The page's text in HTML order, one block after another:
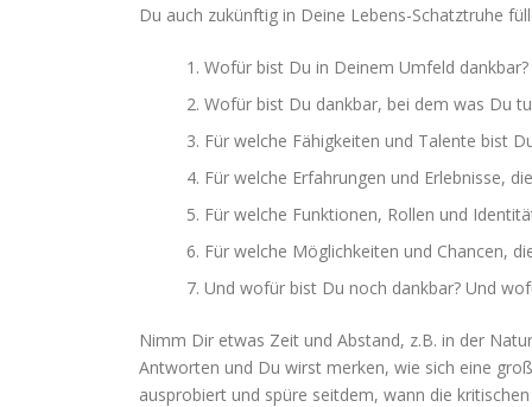
Du auch zukünftig in Deine Lebens-Schatztruhe
Wofür bist Du in Deinem Umfeld dankbar?
Wofür bist Du dankbar, bei dem was Du
Für welche Fähigkeiten und Talente bist
Für welche Erfahrungen und Erlebnisse,
Für welche Funktionen, Rollen und
Für welche Möglichkeiten und Chancen,
Und wofür bist Du noch dankbar? Und
Nimm Dir etwas Zeit und Abstand, z.B. in der
Antworten und Du wirst merken, wie sich eine
ausprobiert und spüre seitdem, wann die